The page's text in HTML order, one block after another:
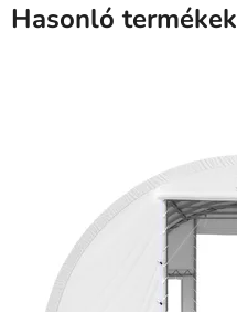
Hasonló termékek